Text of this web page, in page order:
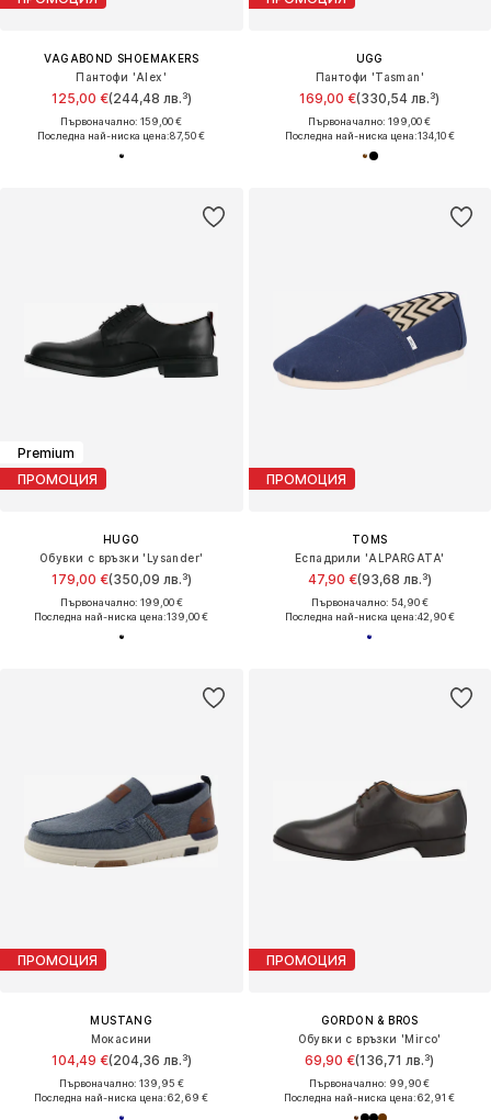
VAGABOND SHOEMAKERS
Пантофи 'Alex'
125,00 €(244,48 лв.³)
Първоначално: 159,00 €
Последна най-ниска цена:87,50 €
UGG
Пантофи 'Tasman'
169,00 €(330,54 лв.³)
Първоначално: 199,00 €
Последна най-ниска цена:134,10 €
Premium
ПРОМОЦИЯ
HUGO
Обувки с връзки 'Lysander'
179,00 €(350,09 лв.³)
Първоначално: 199,00 €
Последна най-ниска цена:139,00 €
ПРОМОЦИЯ
TOMS
Еспадрили 'ALPARGATA'
47,90 €(93,68 лв.³)
Първоначално: 54,90 €
Последна най-ниска цена:42,90 €
ПРОМОЦИЯ
MUSTANG
Мокасини
104,49 €(204,36 лв.³)
Първоначално: 139,95 €
Последна най-ниска цена:62,69 €
ПРОМОЦИЯ
GORDON & BROS
Обувки с връзки 'Mirco'
69,90 €(136,71 лв.³)
Първоначално: 99,90 €
Последна най-ниска цена:62,91 €